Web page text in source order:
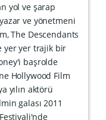
yol ve şarap
ve yönetmeni
The Descendants
yer yer trajik bir
başrolde
Hollywood Film
yılın aktörü
galası 2011